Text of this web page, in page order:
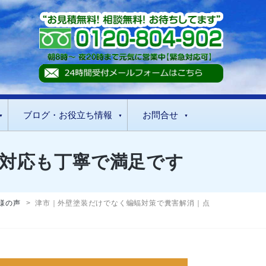
ブログ・お役立ち情報 お問合せ
応も丁寧で満足です
の声 > 津市｜外壁塗装だけでなく蝙蝠対策で糞害解消｜点